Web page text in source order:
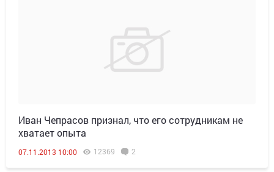
Иван Чепрасов признал, что его сотрудникам не
хватает опыта
07.11.2013 10:00 12369 2